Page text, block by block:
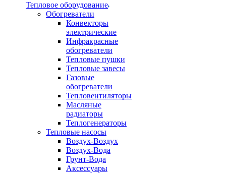
Тепловое оборудование
Обогреватели
Конвекторы
электрические
Инфракрасные
обогреватели
Тепловые пушки
Тепловые завесы
Газовые
обогреватели
Тепловентиляторы
Масляные
радиаторы
Теплогенераторы
Тепловые насосы
Воздух-Воздух
Воздух-Вода
Грунт-Вода
Аксессуары